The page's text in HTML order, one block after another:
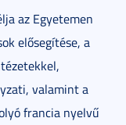
az Egyetemen
elősegítése, a
valamint a
francia nyelvű